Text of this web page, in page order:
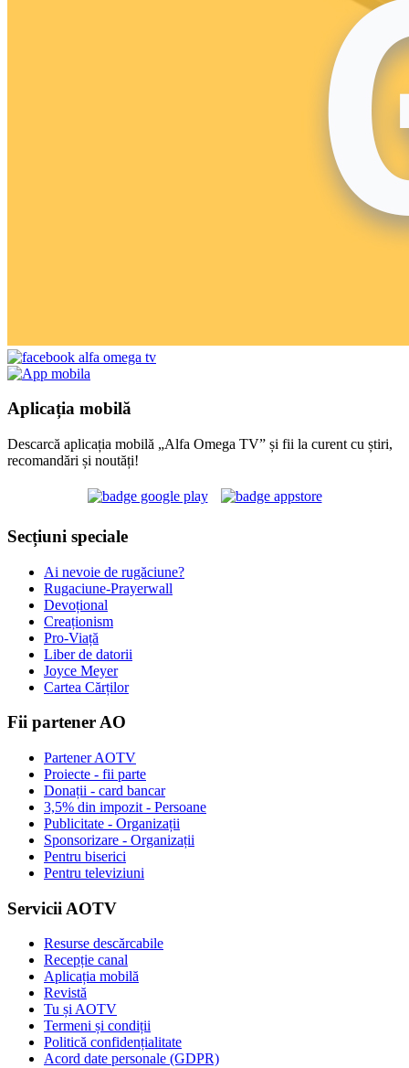
Aplicația mobilă
Descarcă aplicația mobilă „Alfa Omega TV” și fii la curent cu știri,
recomandări și noutăți!
Secțiuni speciale
Ai nevoie de rugăciune?
Rugaciune-Prayerwall
Devoțional
Creaționism
Pro-Viață
Liber de datorii
Joyce Meyer
Cartea Cărților
Fii partener AO
Partener AOTV
Proiecte - fii parte
Donații - card bancar
3,5% din impozit - Persoane
Publicitate - Organizații
Sponsorizare - Organizații
Pentru biserici
Pentru televiziuni
Servicii AOTV
Resurse descărcabile
Recepție canal
Aplicația mobilă
Revistă
Tu și AOTV
Termeni și condiții
Politică confidențialitate
Acord date personale (GDPR)